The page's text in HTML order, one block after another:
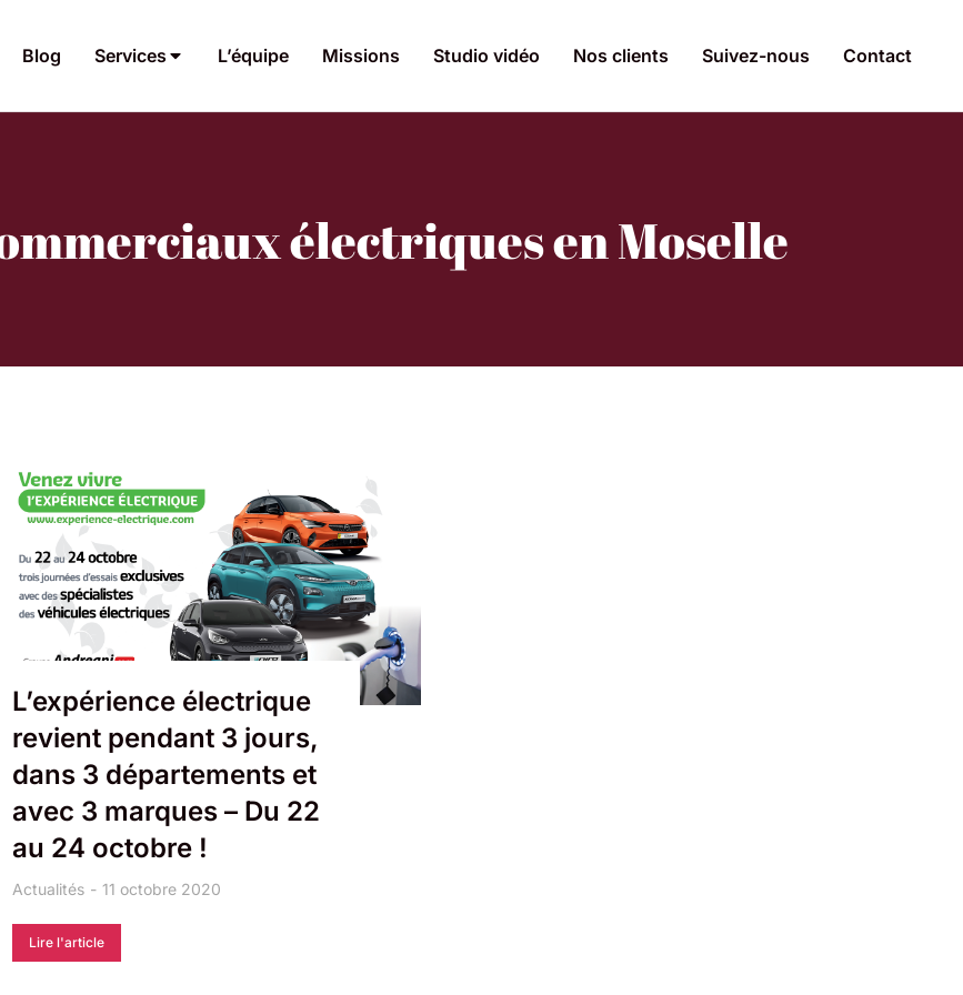
Blog Services L’équipe Missions Studio vidéo Nos clients Suivez-nous Contact
électriques en Moselle
L’expérience électrique
revient pendant 3 jours,
dans 3 départements et
avec 3 marques – Du 22
au 24 octobre !
Actualités 11 octobre 2020
Lire l'article